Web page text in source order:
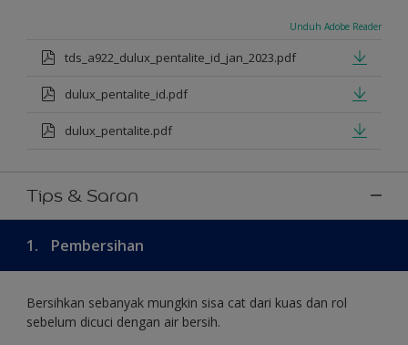
Unduh Adobe Reader
tds_a922_dulux_pentalite_id_jan_2023.pdf
dulux_pentalite_id.pdf
dulux_pentalite.pdf
Tips & Saran
1. Pembersihan
Bersihkan sebanyak mungkin sisa cat dari kuas dan rol
sebelum dicuci dengan air bersih.